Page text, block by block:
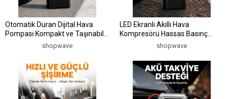
Otomatik Duran Dijital Hava
Pompası Kompakt ve Taşınabilir
Tasarım Yeni Nesil
shopwave
LED Ekranlı Akıllı Hava
Kompresörü Hassas Basınç
Kontrolü Yeni Nesil
shopwave